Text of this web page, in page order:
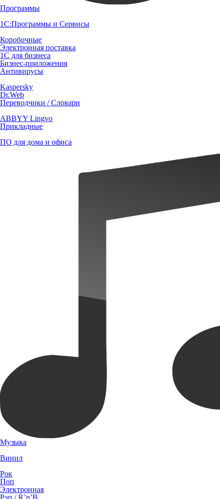
Программы
1С:Программы и Сервисы
Коробочные
Электронная поставка
1С для бизнеса
Бизнес-приложения
Антивирусы
Kaspersky
Dr.Web
Переводчики / Словари
ABBYY Lingvo
Прикладные
ПО для дома и офиса
Музыка
Винил
Рок
Поп
Электронная
Рэп / R’n’B